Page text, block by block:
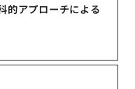
的アプローチによる